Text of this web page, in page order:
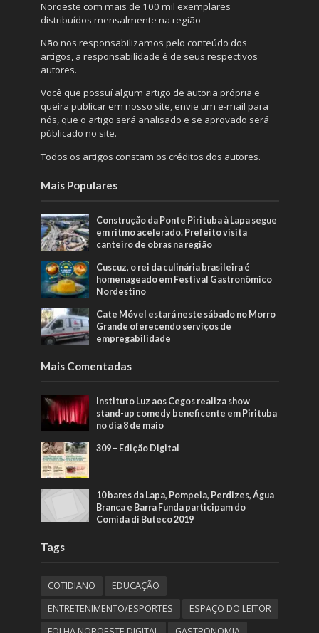
Noroeste com mais de 100 mil exemplares
distribuídos mensalmente na região
Não nos responsabilizamos pelo conteúdo dos
artigos, a responsabilidade é de seus respectivos
autores.
Você que possuí algum artigo de autoria própria e
queira publicar em nosso site, envie um e-mail para
nós, que o artigo será analisado e se aprovado será
públicado no site.
Todos os artigos constam os créditos dos autores.
Mais Populares
Construção da Ponte Pirituba à Lapa segue
em ritmo acelerado. Prefeito visita
canteiro de obras na região
Cuscuz, o rei da culinária brasileira é
homenageado em Festival Gastronômico
Nordestino
Cate Móvel estará neste sábado no Morro
Grande oferecendo serviços de
empregabilidade
Mais Comentadas
Instituto Luz aos Cegos realiza show
stand-up comedy beneficente em Pirituba
no dia 8 de maio
309 – Edição Digital
10 bares da Lapa, Pompeia, Perdizes, Água
Branca e Barra Funda participam do
Comida di Buteco 2019
Tags
COTIDIANO
EDUCAÇÃO
ENTRETENIMENTO/ESPORTES
ESPAÇO DO LEITOR